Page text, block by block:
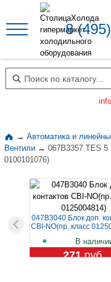
8
Поиск по каталогу
→ Автоматика и
Вентили → 067B3357 TES 5
0100101076)
047B3040 Блок доп.
CBI-NO(пр. класс
В
271руб.